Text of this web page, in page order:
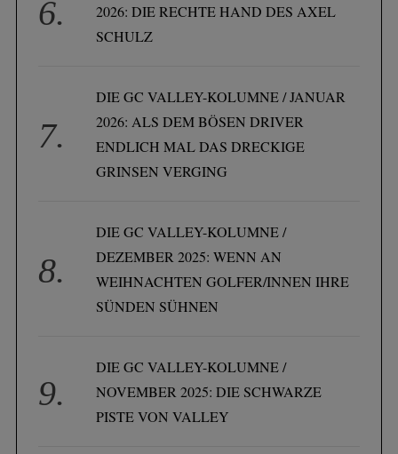
2026: DIE RECHTE HAND DES AXEL
SCHULZ
DIE GC VALLEY-KOLUMNE / JANUAR
2026: ALS DEM BÖSEN DRIVER
ENDLICH MAL DAS DRECKIGE
GRINSEN VERGING
DIE GC VALLEY-KOLUMNE /
DEZEMBER 2025: WENN AN
WEIHNACHTEN GOLFER/INNEN IHRE
SÜNDEN SÜHNEN
DIE GC VALLEY-KOLUMNE /
NOVEMBER 2025: DIE SCHWARZE
PISTE VON VALLEY